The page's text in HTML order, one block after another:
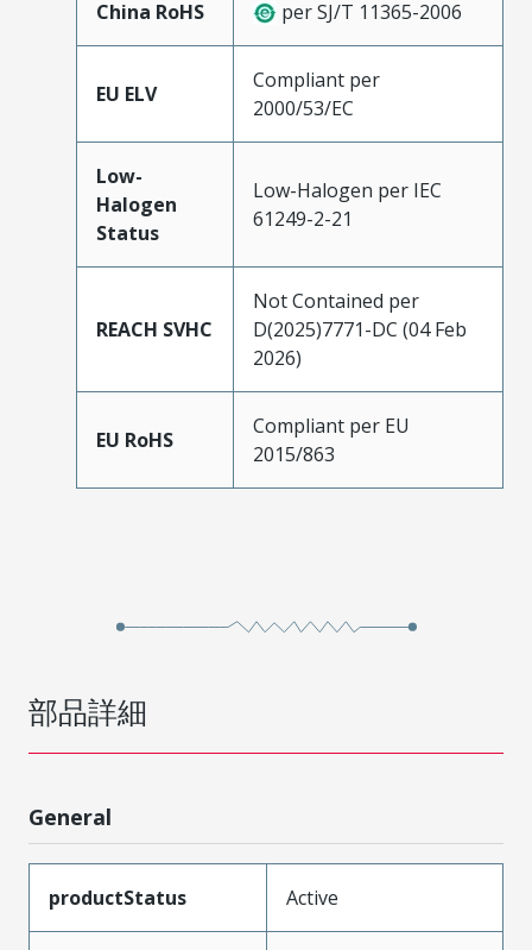
China RoHS per SJ/T 11365-2006
EU ELV
Compliant per
2000/53/EC
Low-
Halogen
Status
Low-Halogen per IEC
61249-2-21
REACH SVHC
Not Contained per
D(2025)7771-DC (04 Feb
2026)
EU RoHS
Compliant per EU
2015/863
部品詳細
General
productStatus Active